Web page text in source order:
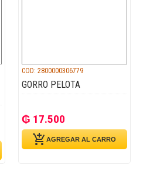
COD: 2800000306779
GORRO PELOTA
₲ 17.500
add_shopping_cartAGREGAR AL CARRO